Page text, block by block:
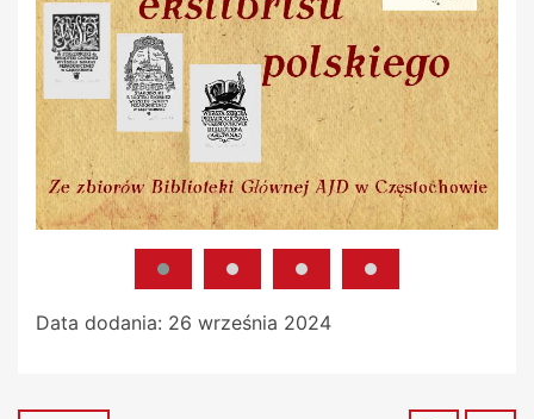
Data dodania: 26 września 2024